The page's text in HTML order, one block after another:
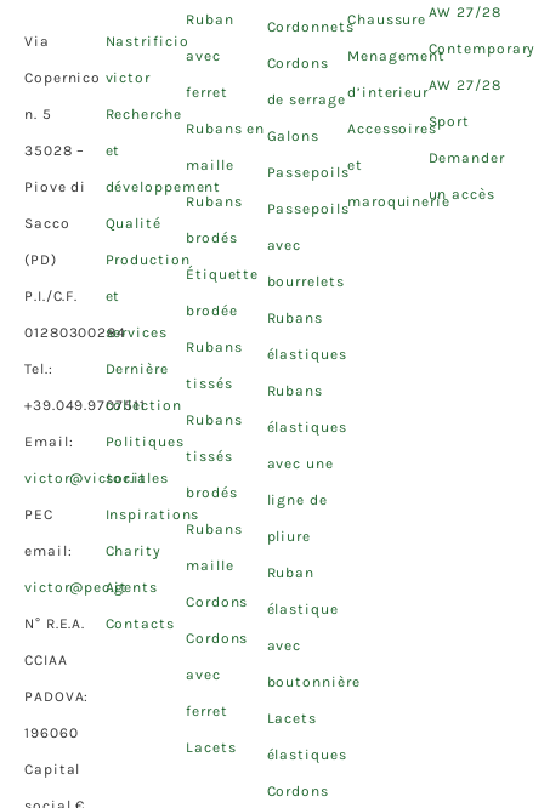
Via
Copernico
n. 5
35028 –
Piove di
Sacco
(PD)
P.I./C.F.
01280300284
Tel.:
+39.049.9707511
Email:
victor@victor.it
PEC
email:
victor@pec.it
N° R.E.A.
CCIAA
PADOVA:
196060
Capital
Nastrificio
victor
Recherche
et
développement
Qualité
Production
et
services
Dernière
collection
Politiques
sociales
Inspirations
Charity
Agents
Contacts
Ruban
avec
ferret
Rubans en
maille
Rubans
brodés
Étiquette
brodée
Rubans
tissés
Rubans
tissés
brodés
Rubans
maille
Cordons
Cordons
avec
ferret
Lacets
Cordonnets
Cordons
de serrage
Galons
Passepoils
Passepoils
avec
bourrelets
Rubans
élastiques
Rubans
élastiques
avec une
ligne de
pliure
Ruban
élastique
avec
boutonnière
Lacets
élastiques
Cordons
Chaussure
Menagement
d’interieur
Accessoires
et
maroquinerie
AW 27/28
Contemporary
AW 27/28
Sport
Demander
un accès